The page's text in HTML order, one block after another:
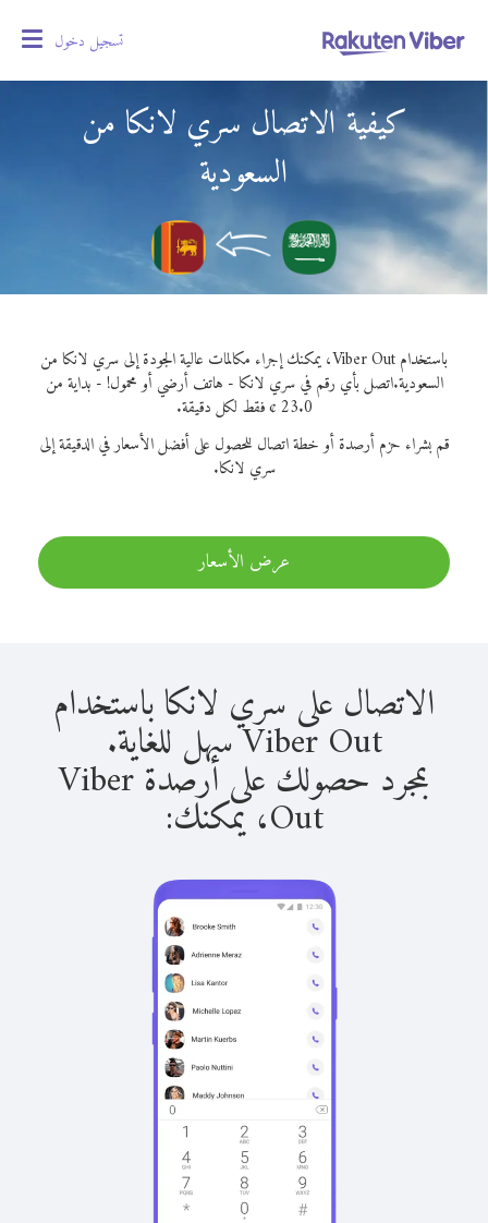
تسجيل دخول
كيفية الاتصال سري لانكا من
السعودية
باستخدام Viber Out، يمكنك إجراء مكالمات عالية الجودة إلى سري لانكا من
السعودية.اتصل بأي رقم في سري لانكا - هاتف أرضي أو محمول! - بداية من
23.0 ¢ فقط لكل دقيقة.
قم بشراء حزم أرصدة أو خطة اتصال للحصول على أفضل الأسعار في الدقيقة إلى
سري لانكا.
عرض الأسعار
الاتصال على سري لانكا باستخدام
Viber Out سهل للغاية.
بمجرد حصولك على أرصدة Viber
Out، يمكنك: